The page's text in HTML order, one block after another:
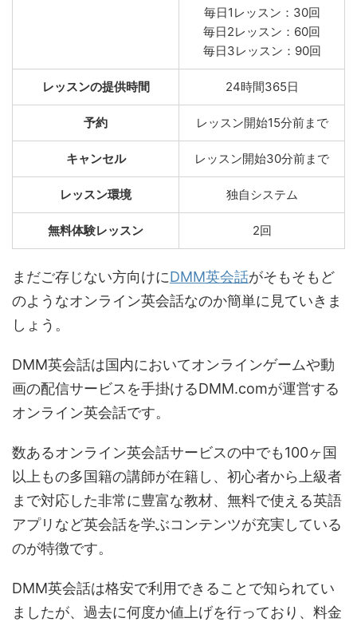
毎日1レッスン：30回
毎日2レッスン：60回
毎日3レッスン：90回
レッスンの提供時間 24時間365日
予約 レッスン開始15分前まで
キャンセル レッスン開始30分前まで
レッスン環境 独自システム
無料体験レッスン 2回
まだご存じない方向けにDMM英会話がそもそもど
のようなオンライン英会話なのか簡単に見ていきま
しょう。
DMM英会話は国内においてオンラインゲームや動
画の配信サービスを手掛けるDMM.comが運営する
オンライン英会話です。
数あるオンライン英会話サービスの中でも100ヶ国
以上もの多国籍の講師が在籍し、初心者から上級者
まで対応した非常に豊富な教材、無料で使える英語
アプリなど英会話を学ぶコンテンツが充実している
のが特徴です。
DMM英会話は格安で利用できることで知られてい
ましたが、過去に何度か値上げを行っており、料金